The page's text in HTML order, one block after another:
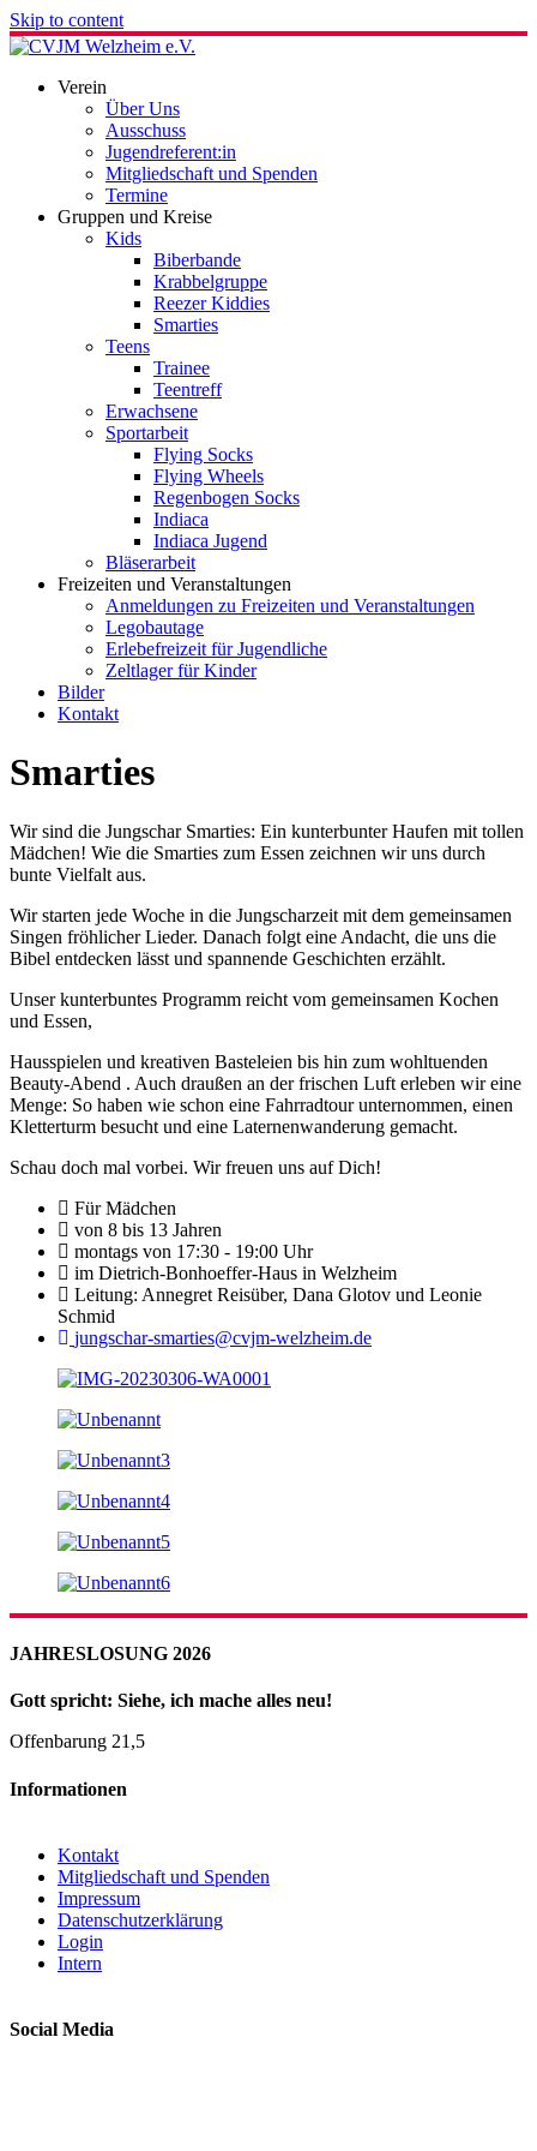
Skip to content
Verein
Über Uns
Ausschuss
Jugendreferent:in
Mitgliedschaft und Spenden
Termine
Gruppen und Kreise
Kids
Biberbande
Krabbelgruppe
Reezer Kiddies
Smarties
Teens
Trainee
Teentreff
Erwachsene
Sportarbeit
Flying Socks
Flying Wheels
Regenbogen Socks
Indiaca
Indiaca Jugend
Bläserarbeit
Freizeiten und Veranstaltungen
Anmeldungen zu Freizeiten und Veranstaltungen
Legobautage
Erlebefreizeit für Jugendliche
Zeltlager für Kinder
Bilder
Kontakt
Smarties
Wir sind die Jungschar Smarties: Ein kunterbunter Haufen mit tollen
Mädchen! Wie die Smarties zum Essen zeichnen wir uns durch
bunte Vielfalt aus.
Wir starten jede Woche in die Jungscharzeit mit dem gemeinsamen
Singen fröhlicher Lieder. Danach folgt eine Andacht, die uns die
Bibel entdecken lässt und spannende Geschichten erzählt.
Unser kunterbuntes Programm reicht vom gemeinsamen Kochen
und Essen,
Hausspielen und kreativen Basteleien bis hin zum wohltuenden
Beauty-Abend . Auch draußen an der frischen Luft erleben wir eine
Menge: So haben wie schon eine Fahrradtour unternommen, einen
Kletterturm besucht und eine Laternenwanderung gemacht.
Schau doch mal vorbei. Wir freuen uns auf Dich!
Für Mädchen
von 8 bis 13 Jahren
montags von 17:30 - 19:00 Uhr
im Dietrich-Bonhoeffer-Haus in Welzheim
Leitung: Annegret Reisüber, Dana Glotov und Leonie
Schmid
jungschar-smarties@cvjm-welzheim.de
JAHRESLOSUNG 2026
Gott spricht: Siehe, ich mache alles neu!
Offenbarung 21,5
Informationen
Kontakt
Mitgliedschaft und Spenden
Impressum
Datenschutzerklärung
Login
Intern
Social Media